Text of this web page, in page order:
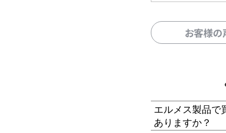
お客様
エルメス製品で
ありますか？